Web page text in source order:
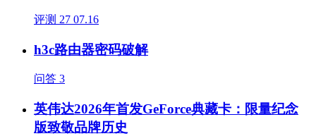
评测 27 07.16
h3c路由器密码破解
问答 3
英伟达2026年首发GeForce典藏卡：限量纪念
版致敬品牌历史